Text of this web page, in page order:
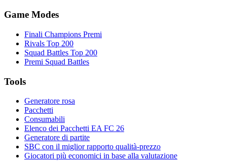
Game Modes
Finali Champions Premi
Rivals Top 200
Squad Battles Top 200
Premi Squad Battles
Tools
Generatore rosa
Pacchetti
Consumabili
Elenco dei Pacchetti EA FC 26
Generatore di partite
SBC con il miglior rapporto qualità-prezzo
Giocatori più economici in base alla valutazione